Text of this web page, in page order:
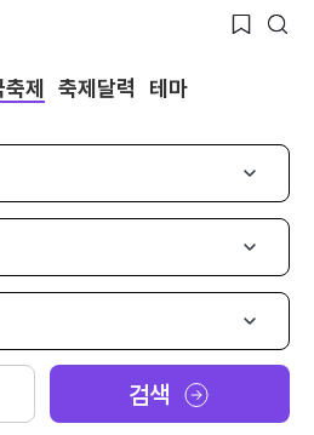
축제 축제달력 테마
검색